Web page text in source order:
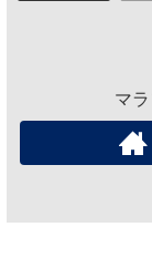
マ